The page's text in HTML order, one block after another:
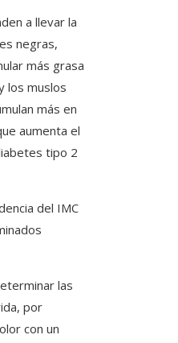
a llevar la
negras,
más grasa
los muslos
más en
aumenta el
tipo 2
del IMC
las
por
con un